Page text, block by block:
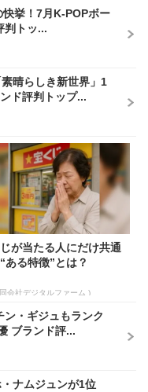
挙！7月K-POPボー
判トッ...
晴らしき新世界」1
ド評判トップ...
が当たる人にだけ共通
ある特徴”とは？
会社デジタルファーム )
ン・ギジュもランク
ブランド評...
・ナムジュンが1位